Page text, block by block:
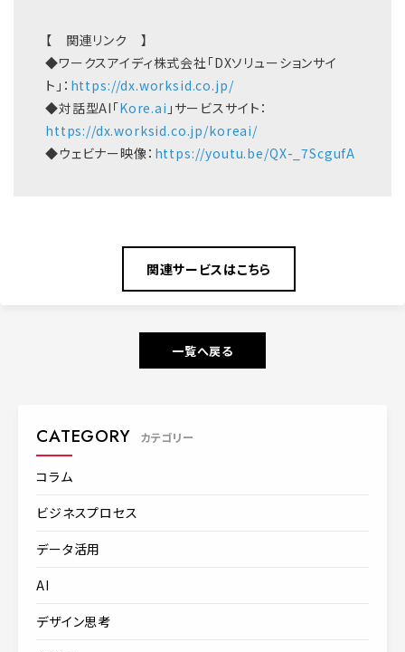
【 関連リンク 】
◆ワークスアイディ株式会社「DXソリューションサイ
ト」： https://dx.worksid.co.jp/
◆対話型AI「Kore.ai 」サービスサイト：
https://dx.worksid.co.jp/koreai/
◆ウェビナー映像： https://youtu.be/QX-_7ScgufA
関連サービスはこちら
一覧へ戻る
CATEGORY カテゴリー
コラム
ビジネスプロセス
データ活用
AI
デザイン思考